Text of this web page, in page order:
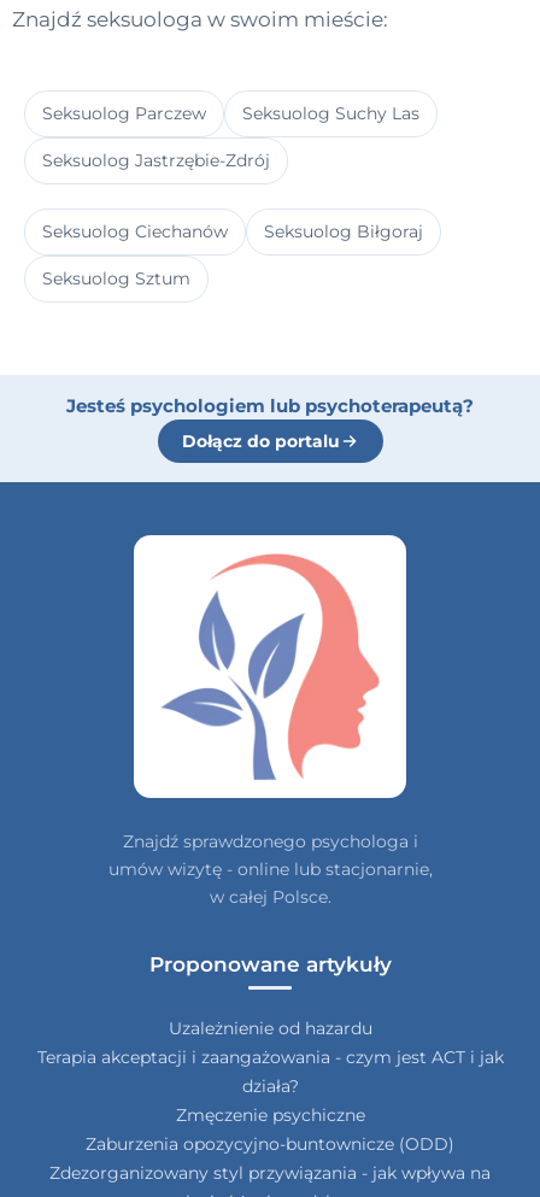
Znajdź seksuologa w swoim mieście:
Seksuolog Parczew Seksuolog Suchy Las
Seksuolog Jastrzębie-Zdrój
Seksuolog Ciechanów Seksuolog Biłgoraj
Seksuolog Sztum
Jesteś psychologiem lub psychoterapeutą?
Dołącz do portalu
Znajdź sprawdzonego psychologa i
umów wizytę - online lub stacjonarnie,
w całej Polsce.
Proponowane artykuły
Uzależnienie od hazardu
Terapia akceptacji i zaangażowania - czym jest ACT i jak
działa?
Zmęczenie psychiczne
Zaburzenia opozycyjno-buntownicze (ODD)
Zdezorganizowany styl przywiązania - jak wpływa na